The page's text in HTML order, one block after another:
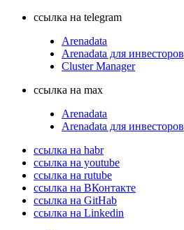
ссылка на telegram
Arenadata
Arenadata для инвесторов
Cluster Manager
ссылка на max
Arenadata
Arenadata для инвесторов
ссылка на habr
ссылка на youtube
ссылка на rutube
ссылка на ВКонтакте
ссылка на GitHab
ссылка на Linkedin